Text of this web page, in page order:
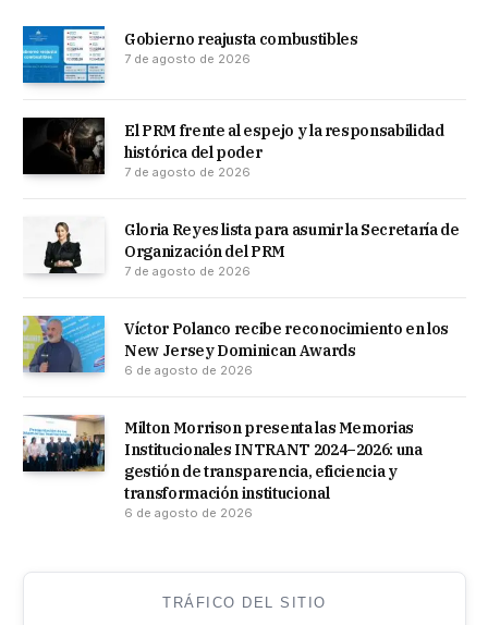
Gobierno reajusta combustibles
7 de agosto de 2026
El PRM frente al espejo y la responsabilidad
histórica del poder
7 de agosto de 2026
Gloria Reyes lista para asumir la Secretaría de
Organización del PRM
7 de agosto de 2026
Víctor Polanco recibe reconocimiento en los
New Jersey Dominican Awards
6 de agosto de 2026
Milton Morrison presenta las Memorias
Institucionales INTRANT 2024–2026: una
gestión de transparencia, eficiencia y
transformación institucional
6 de agosto de 2026
TRÁFICO DEL SITIO